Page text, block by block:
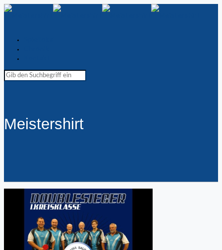
Meistershirt